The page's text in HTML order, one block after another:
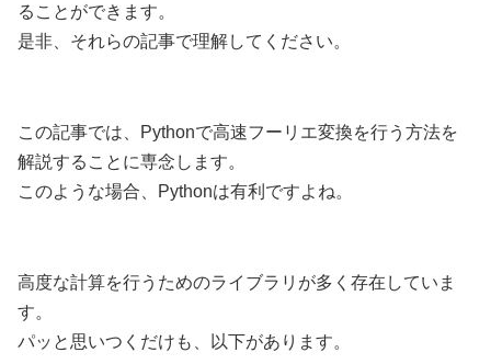
ることができます。
是非、それらの記事で理解してください。
この記事では、Pythonで高速フーリエ変換を行う方法を
解説することに専念します。
このような場合、Pythonは有利ですよね。
高度な計算を行うためのライブラリが多く存在していま
す。
パッと思いつくだけも、以下があります。